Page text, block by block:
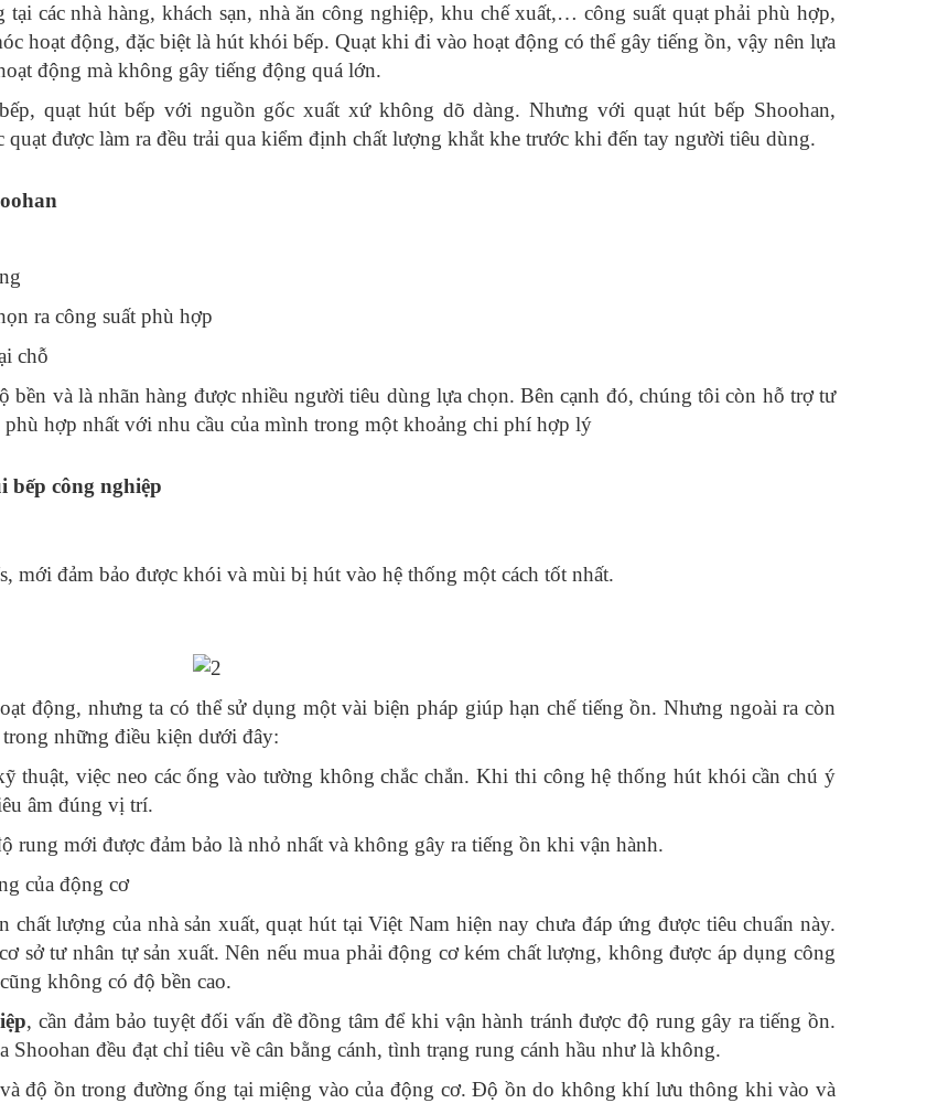
tại các nhà hàng, khách sạn, nhà ăn công nghiệp, khu chế xuất,… công suất quạt phải phù hợp,
hoạt động, đặc biệt là hút khói bếp. Quạt khi đi vào hoạt động có thể gây tiếng ồn, vậy nên lựa
động mà không gây tiếng động quá lớn.
quạt hút bếp với nguồn gốc xuất xứ không dõ dàng. Nhưng với quạt hút bếp Shoohan,
được làm ra đều trải qua kiểm định chất lượng khắt khe trước khi đến tay người tiêu dùng.
ra công suất phù hợp
chỗ
bền và là nhãn hàng được nhiều người tiêu dùng lựa chọn. Bên cạnh đó, chúng tôi còn hỗ trợ tư
hợp nhất với nhu cầu của mình trong một khoảng chi phí hợp lý
công nghiệp
mới đảm bảo được khói và mùi bị hút vào hệ thống một cách tốt nhất.
động, nhưng ta có thể sử dụng một vài biện pháp giúp hạn chế tiếng ồn. Nhưng ngoài ra còn
những điều kiện dưới đây:
việc neo các ống vào tường không chắc chắn. Khi thi công hệ thống hút khói cần chú ý
âm đúng vị trí.
rung mới được đảm bảo là nhỏ nhất và không gây ra tiếng ồn khi vận hành.
của động cơ
lượng của nhà sản xuất, quạt hút tại Việt Nam hiện nay chưa đáp ứng được tiêu chuẩn này.
sở tư nhân tự sản xuất. Nên nếu mua phải động cơ kém chất lượng, không được áp dụng công
không có độ bền cao.
, cần đảm bảo tuyệt đối vấn đề đồng tâm để khi vận hành tránh được độ rung gây ra tiếng ồn.
đều đạt chỉ tiêu về cân bằng cánh, tình trạng rung cánh hầu như là không.
độ ồn trong đường ống tại miệng vào của động cơ. Độ ồn do không khí lưu thông khi vào và